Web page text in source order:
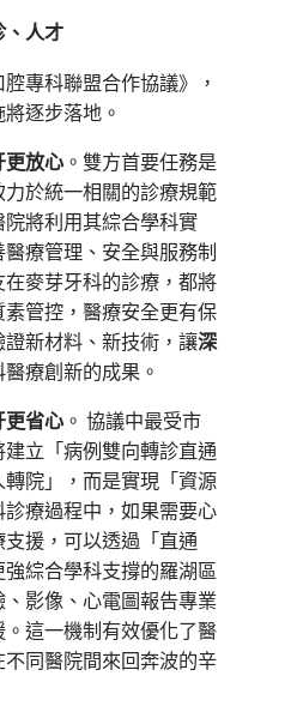
、人才
專科聯盟合作協議》，
逐步落地。
更放心。雙方首要任務是
於統一相關的診療規範
將利用其綜合學科實
療管理、安全與服務制
麥芽牙科的診療，都將
管控，醫療安全更有保
新材料、新技術，讓深
療創新的成果。
更省心。 協議中最受市
立「病例雙向轉診直通
轉院」 ，而是實現 「資源
診療過程中，如果需要心
援，可以透過 「直通
綜合學科支撐的羅湖區
影像、心電圖報告專業
這一機制有效優化了醫
同醫院間來回奔波的辛